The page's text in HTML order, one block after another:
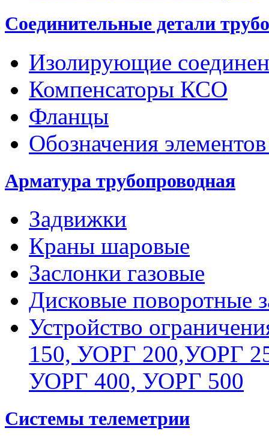
Соединительные детали
Изолирующие
Компенсаторы КСО
Фланцы
Обозначения
Арматура трубопроводная
Задвижки
Краны шаровые
Заслонки газовые
Дисковые поворотные
Устройство
150, УОРГ 200,УОРГ
УОРГ 400, УОРГ 500
Системы телеметрии